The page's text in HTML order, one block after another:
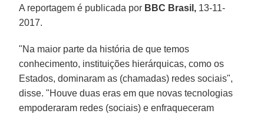
A reportagem é publicada por BBC Brasil, 13-11-
2017.
"Na maior parte da história de que temos
conhecimento, instituições hierárquicas, como os
Estados, dominaram as (chamadas) redes sociais",
disse. "Houve duas eras em que novas tecnologias
empoderaram redes (sociais) e enfraqueceram